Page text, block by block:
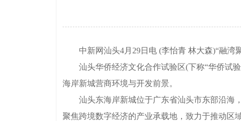
中新网汕头4月29日电 (李怡青 林大森)“融湾
汕头华侨经济文化合作试验区(下称“华侨试验
海岸新城营商环境与开发前景。
汕头东海岸新城位于广东省汕头市东部沿海，
聚焦跨境数字经济的产业承载地，致力于推动区